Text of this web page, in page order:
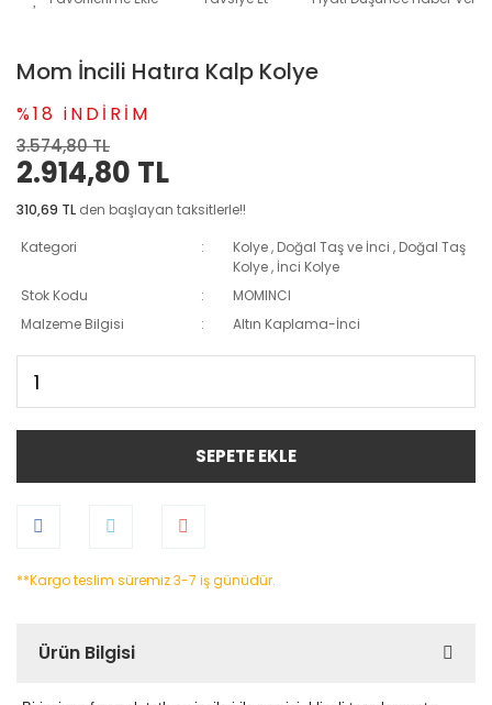
Mom İncili Hatıra Kalp Kolye
%18 iNDİRİM
3.574,80 TL
2.914,80 TL
310,69 TL den başlayan taksitlerle!!
Kategori
Kolye, Doğal Taş ve İnci , Doğal Taş
Kolye, İnci Kolye
Stok Kodu
MOMINCI
Malzeme Bilgisi
Altın Kaplama-İnci
SEPETE EKLE
**Kargo teslim süremiz 3-7 iş günüdür.
Ürün Bilgisi